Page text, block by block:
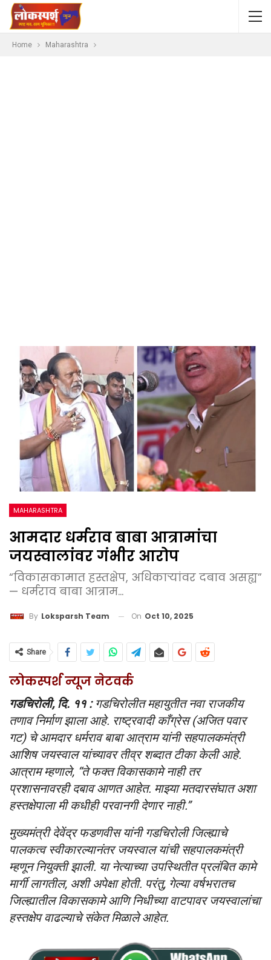
Home Maharashtra
MAHARASHTRA
आमदार धर्मराव बाबा आत्रामांचा
जयस्वालांवर गंभीर आरोप
“विकासकामात हस्तक्षेप, अधिकाऱ्यांवर दबाव असह्य”
— धर्मराव बाबा आत्राम...
By Loksparsh Team On Oct 10, 2025
Share
लोकस्पर्श न्यूज नेटवर्क
गडचिरोली, दि. ११ : गडचिरोलीत महायुतीत नवा राजकीय
तणाव निर्माण झाला आहे. राष्ट्रवादी काँग्रेस (अजित पवार
गट) चे आमदार धर्मराव बाबा आत्राम यांनी सहपालकमंत्री
आशिष जयस्वाल यांच्यावर तीव्र शब्दात टीका केली आहे.
आत्राम म्हणाले, “ते फक्त विकासकामे नाही तर
प्रशासनावरही दबाव आणत आहेत. माझ्या मतदारसंघात अशा
हस्तक्षेपाला मी कधीही परवानगी देणार नाही.”
मुख्यमंत्री देवेंद्र फडणवीस यांनी गडचिरोली जिल्ह्याचे
पालकत्व स्वीकारल्यानंतर जयस्वाल यांची सहपालकमंत्री
म्हणून नियुक्ती झाली. या नेत्याच्या उपस्थितीत प्रलंबित कामे
मार्गी लागतील, अशी अपेक्षा होती. परंतु, गेल्या वर्षभरातच
जिल्ह्यातील विकासकामे आणि निधीच्या वाटपावर जयस्वालांचा
हस्तक्षेप वाढल्याचे संकेत मिळाले आहेत.